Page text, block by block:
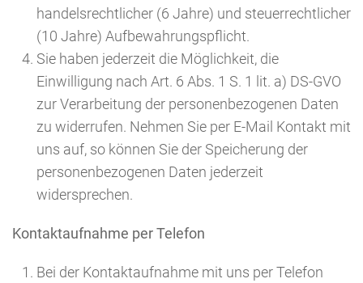
handelsrechtlicher (6 Jahre) und steuerrechtlicher
(10 Jahre) Aufbewahrungspflicht.
Sie haben jederzeit die Möglichkeit, die
Einwilligung nach Art. 6 Abs. 1 S. 1 lit. a) DS-GVO
zur Verarbeitung der personenbezogenen Daten
zu widerrufen. Nehmen Sie per E-Mail Kontakt mit
uns auf, so können Sie der Speicherung der
personenbezogenen Daten jederzeit
widersprechen.
Kontaktaufnahme per Telefon
Bei der Kontaktaufnahme mit uns per Telefon